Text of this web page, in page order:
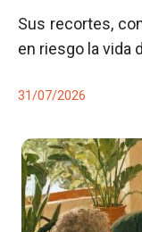
Sus recortes,
en riesgo la vida
31/07/2026